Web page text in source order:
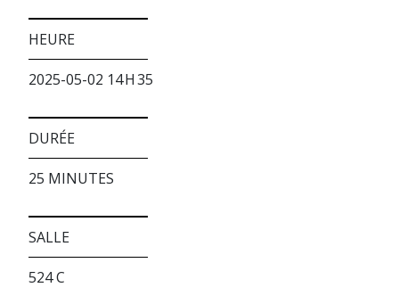
HEURE
2025-05-02 14 H 35
DURÉE
25 MINUTES
SALLE
524 C